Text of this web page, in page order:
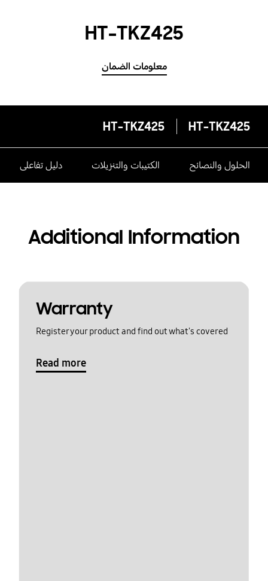
HT-TKZ425
معلومات الضمان
HT-TKZ425
HT-TKZ425
الحلول والنصائح الكتيبات والتنزيلات دليل تفاعلى
Additional Information
Warranty
Register your product and find out what's covered
Read more